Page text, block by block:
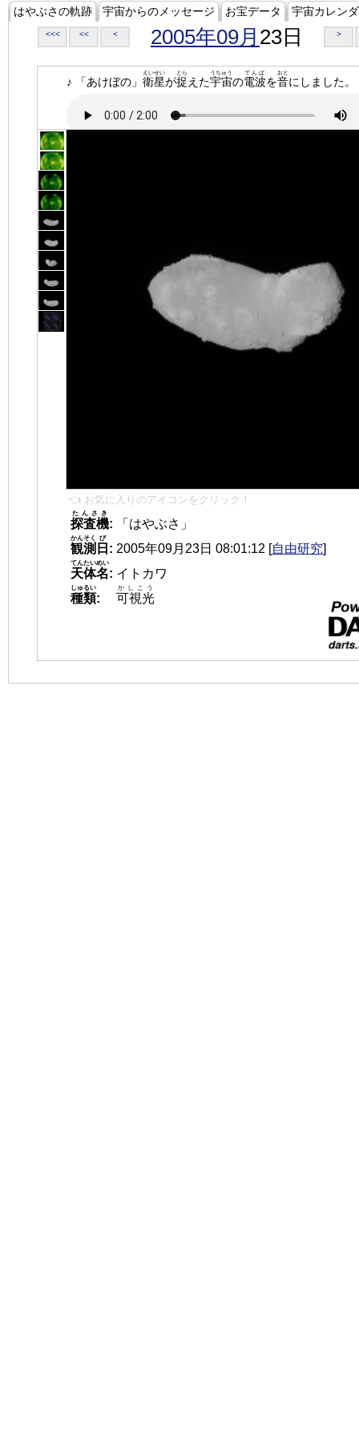
はやぶさの軌跡 宇宙からのメッセージ お宝データ 宇宙カレン
<<< << < 2005年09月 23日 >
♪ 「あけぼの」 衛星
えいせい
が捉
とら
えた宇宙
うちゅう
の電波
でんぱ
を音
おと
にしました。
👈 お気に入りのアイコンをクリック！
探査機
たんさき
:
「はやぶさ」
観測
かんそく
日
び
: 2005年09月23日 08:01:12 [自由研究]
天体名
てんたいめい
: イトカワ
種類
しゅるい
: 可視光
かしこう